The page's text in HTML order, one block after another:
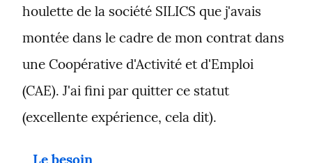
houlette de la société SILICS que j'avais
montée dans le cadre de mon contrat dans
une Coopérative d'Activité et d'Emploi
(CAE). J'ai fini par quitter ce statut
(excellente expérience, cela dit).